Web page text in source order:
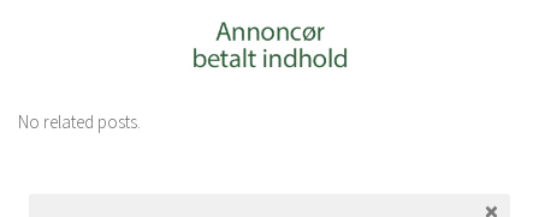
No related posts.